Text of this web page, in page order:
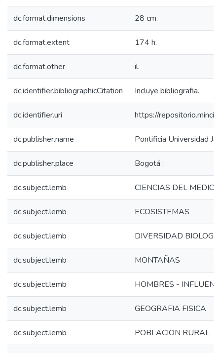
dc.format.dimensions 28 cm.
dc.format.extent 174 h.
dc.format.other il.
dc.identifier.bibliographicCitation Incluye bibliografia.
dc.identifier.uri https://
dc.publisher.name Pontificia Universidad
dc.publisher.place Bogotá :
dc.subject.lemb CIENCIAS DEL MEDIO
dc.subject.lemb ECOSISTEMAS
dc.subject.lemb DIVERSIDAD
dc.subject.lemb MONTAÑAS
dc.subject.lemb HOMBRES -
dc.subject.lemb GEOGRAFIA FISICA
dc.subject.lemb POBLACION RURAL